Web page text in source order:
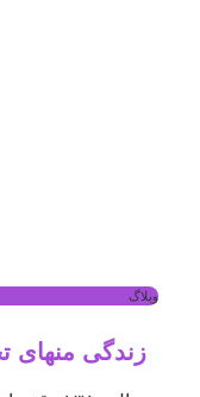
وبلاگ
زندگی منهای